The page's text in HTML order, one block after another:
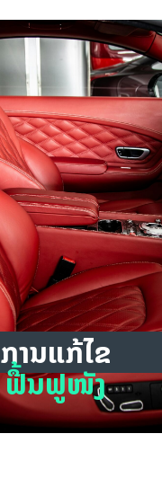
ການແກ້ໄຂ
ຟື້ນຟູໜັງ